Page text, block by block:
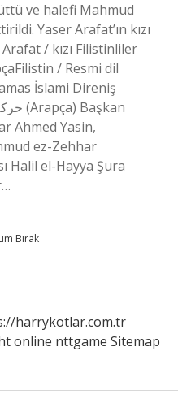
ve halefi Mahmud
Yaser Arafat’ın kızı
/ kızı Filistinliler
/ Resmi dil
İslami Direniş
Ahmed Yasin,
ez-Zehhar
Halil el-Hayya Şura
Bırak
harrykotlar.com.tr
online nttgame Sitemap